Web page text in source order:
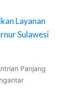
Layanan
Sulawesi
Panjang